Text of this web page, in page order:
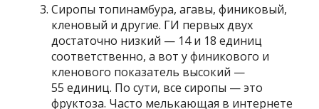
Сиропы топинамбура, агавы, финиковый,
кленовый и другие. ГИ первых двух
достаточно низкий — 14 и 18 единиц
соответственно, а вот у финикового и
кленового показатель высокий —
55 единиц. По сути, все сиропы — это
фруктоза. Часто мелькающая в интернете